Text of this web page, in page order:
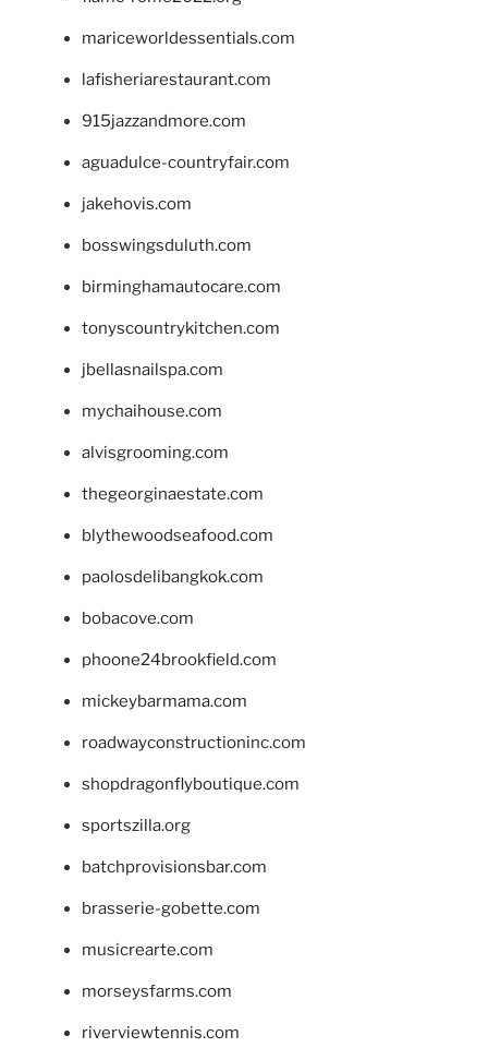
mariceworldessentials.com
lafisheriarestaurant.com
915jazzandmore.com
aguadulce-countryfair.com
jakehovis.com
bosswingsduluth.com
birminghamautocare.com
tonyscountrykitchen.com
jbellasnailspa.com
mychaihouse.com
alvisgrooming.com
thegeorginaestate.com
blythewoodseafood.com
paolosdelibangkok.com
bobacove.com
phoone24brookfield.com
mickeybarmama.com
roadwayconstructioninc.com
shopdragonflyboutique.com
sportszilla.org
batchprovisionsbar.com
brasserie-gobette.com
musicrearte.com
morseysfarms.com
riverviewtennis.com